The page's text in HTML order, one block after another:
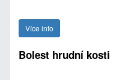
Více info
Bolest hrudní kosti